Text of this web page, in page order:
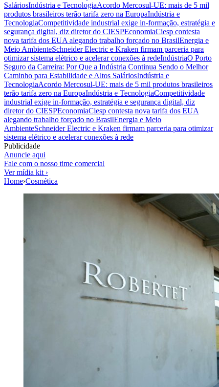
SaláriosIndústria e TecnologiaAcordo Mercosul-UE: mais de 5 mil
produtos brasileiros terão tarifa zero na EuropaIndústria e
TecnologiaCompetitividade industrial exige in-formação, estratégia e
segurança digital, diz diretor do CIESPEconomiaCiesp contesta
nova tarifa dos EUA alegando trabalho forçado no BrasilEnergia e
Meio AmbienteSchneider Electric e Kraken firmam parceria para
otimizar sistema elétrico e acelerar conexões à redeIndústriaO Porto
Seguro da Carreira: Por Que a Indústria Continua Sendo o Melhor
Caminho para Estabilidade e Altos SaláriosIndústria e
TecnologiaAcordo Mercosul-UE: mais de 5 mil produtos brasileiros
terão tarifa zero na EuropaIndústria e TecnologiaCompetitividade
industrial exige in-formação, estratégia e segurança digital, diz
diretor do CIESPEconomiaCiesp contesta nova tarifa dos EUA
alegando trabalho forçado no BrasilEnergia e Meio
AmbienteSchneider Electric e Kraken firmam parceria para otimizar
sistema elétrico e acelerar conexões à rede
Publicidade
Anuncie aqui
Fale com o nosso time comercial
Ver mídia kit ›
Home›Cosmética